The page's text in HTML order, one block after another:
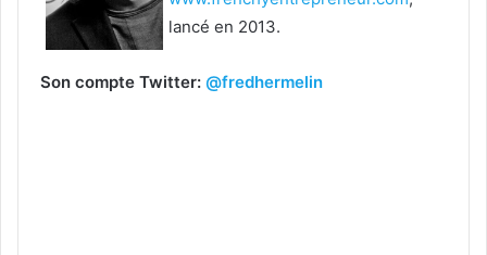
lancé en 2013.
Son compte Twitter: @fredhermelin